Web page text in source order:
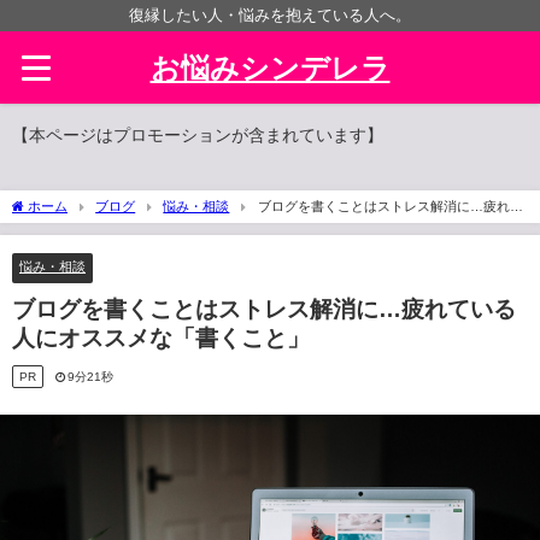
復縁したい人・悩みを抱えている人へ。
お悩みシンデレラ
【本ページはプロモーションが含まれています】
ホーム ブログ 悩み・相談
ブログを書くことはストレス解消に…疲れて
いる人にオススメな「書くこと」
悩み・相談
ブログを書くことはストレス解消に…疲れている
人にオススメな「書くこと」
PR 9分21秒